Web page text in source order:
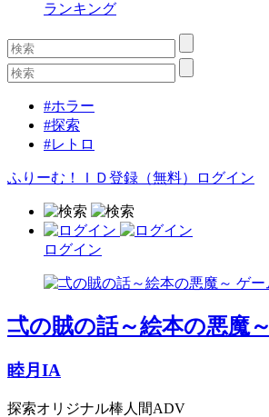
ランキング
#ホラー
#探索
#レトロ
ふりーむ！ＩＤ登録（無料） ログイン
ログイン
弌の賊の話～絵本の悪魔～
睦月IA
探索オリジナル棒人間ADV